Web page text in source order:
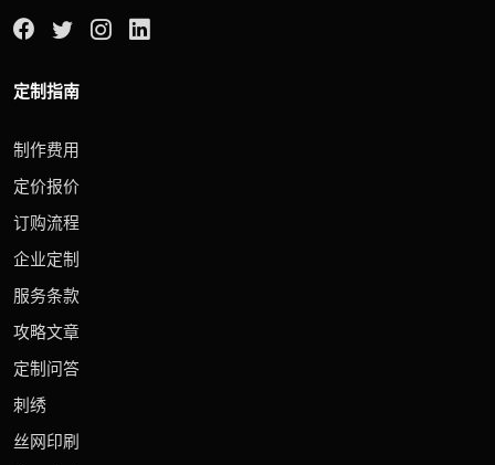
定制指南
制作费用
定价报价
订购流程
企业定制
服务条款
攻略文章
定制问答
刺绣
丝网印刷